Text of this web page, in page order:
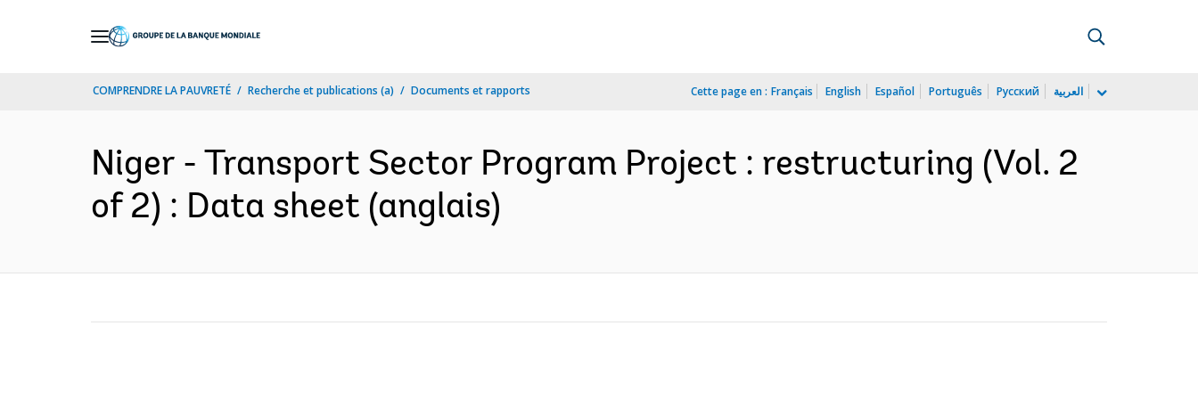
COMPRENDRE LA PAUVRETÉ Recherche et publications (a) Documents et rapports Cette page en : Français English Español Português Русский العربية
Niger - Transport Sector Program Project : restructuring (Vol. 2
of 2) : Data sheet (anglais)